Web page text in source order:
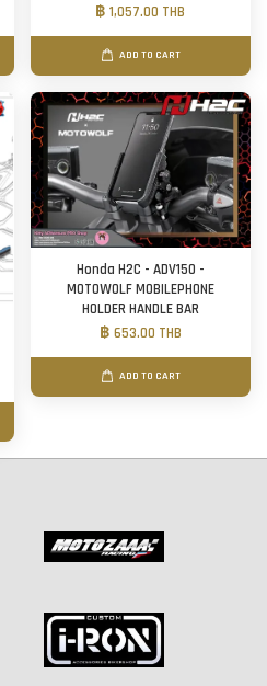
฿ 1,057.00 THB
ADD TO CART
Honda H2C - ADV150 -
MOTOWOLF MOBILEPHONE
HOLDER HANDLE BAR
฿ 653.00 THB
ADD TO CART